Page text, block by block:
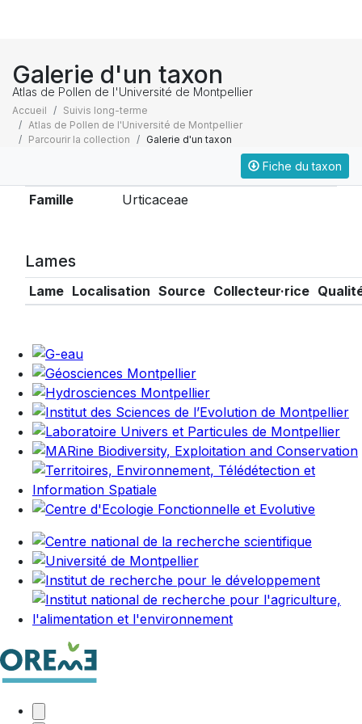
Galerie d'un taxon
Atlas de Pollen de l'Université de Montpellier
Accueil
Suivis long-terme
Atlas de Pollen de l'Université de Montpellier
Parcourir la collection
Galerie d'un taxon
Fiche du taxon
Famille Urticaceae
Lames
Lame Localisation Source Collecteur·rice